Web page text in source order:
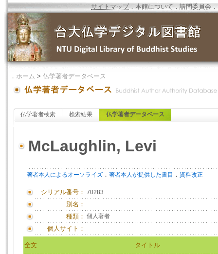
サイトマップ．本館について ．諮問委員会 ．
． ホーム > 仏学著者データベース
仏学著者検索 検索結果 仏学著者データベース
McLaughlin, Levi
著者本人によるオーソライズ ． 著者本人が提供した書目 ． 資料改正
シリアル番号： 70283
別名：
種類： 個人著者
個人サイト：
全文
タイトル